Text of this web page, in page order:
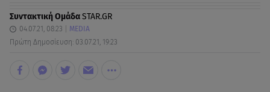
Συντακτική ΟμάδαSTAR.GR
04.07.21, 08:23
MEDIA
Πρώτη Δημοσίευση: 03.07.21, 19:23